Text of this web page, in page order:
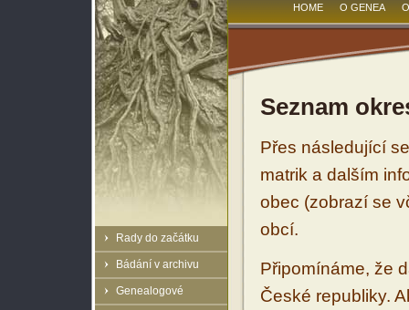
Rady do začátku
Bádání v archivu
Genealogové
HOME O GENEA
Seznam
Přes následující
matrik a dalším
obec (zobrazí se
obcí.
Připomínáme, že
České republiky.